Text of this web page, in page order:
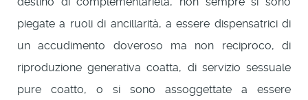
piegate a ruoli di ancillarità, a essere dispensatrici di
un accudimento doveroso ma non reciproco, di
riproduzione generativa coatta, di servizio sessuale
pure coatto, o si sono assoggettate a essere